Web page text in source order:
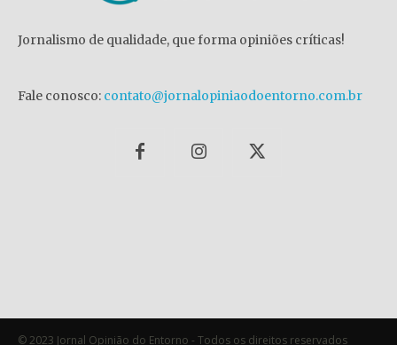
Jornalismo de qualidade, que forma opiniões críticas!
Fale conosco: contato@jornalopiniaodoentorno.com.br
© 2023 Jornal Opinião do Entorno - Todos os direitos reservados